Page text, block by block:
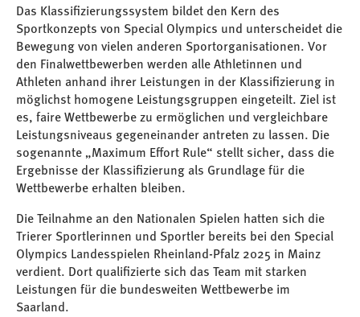
Das Klassifizierungssystem bildet den Kern des
Sportkonzepts von Special Olympics und unterscheidet die
Bewegung von vielen anderen Sportorganisationen. Vor
den Finalwettbewerben werden alle Athletinnen und
Athleten anhand ihrer Leistungen in der Klassifizierung in
möglichst homogene Leistungsgruppen eingeteilt. Ziel ist
es, faire Wettbewerbe zu ermöglichen und vergleichbare
Leistungsniveaus gegeneinander antreten zu lassen. Die
sogenannte „Maximum Effort Rule“ stellt sicher, dass die
Ergebnisse der Klassifizierung als Grundlage für die
Wettbewerbe erhalten bleiben.
Die Teilnahme an den Nationalen Spielen hatten sich die
Trierer Sportlerinnen und Sportler bereits bei den Special
Olympics Landesspielen Rheinland-Pfalz 2025 in Mainz
verdient. Dort qualifizierte sich das Team mit starken
Leistungen für die bundesweiten Wettbewerbe im
Saarland.